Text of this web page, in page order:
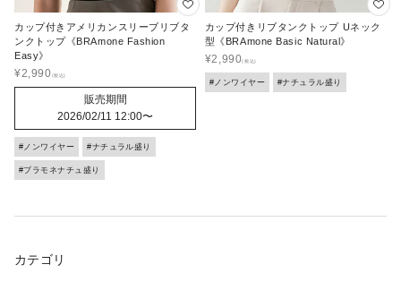
カップ付きアメリカンスリーブリブタ
ンクトップ《BRAmone Fashion
Easy》
¥2,990
販売期間
2026/02/11 12:00〜
#ノンワイヤー #ナチュラル盛り
#ブラモネナチュ盛り
カップ付きリブタンクトップ Uネック
型《BRAmone Basic Natural》
¥2,990
#ノンワイヤー #ナチュラル盛り
カテゴリ